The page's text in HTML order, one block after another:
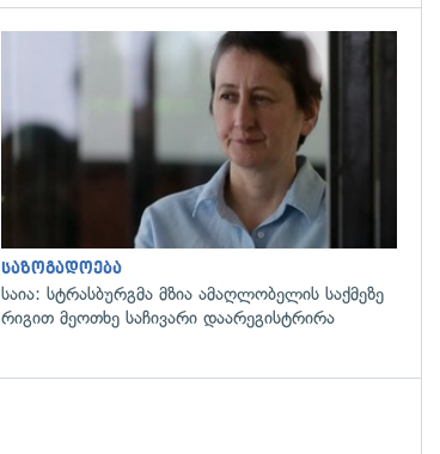
საზოგადოება
საია: სტრასბურგმა მზია ამაღლობელის საქმეზე
რიგით მეოთხე საჩივარი დაარეგისტრირა